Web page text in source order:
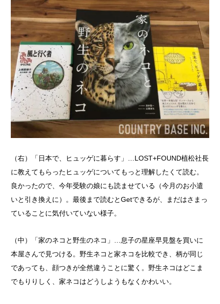
（右）「日本で、ヒュッゲに暮らす」…LOST+FOUND植松社長
に教えてもらったヒュッゲについてもっと理解したくて読む。
良かったので、今年受験の娘にも読ませている（今月のお小遣
いと引き換えに）。最後まで読むとGetできるが、まだはさまっ
ていることに気付いていない様子。
（中）「家のネコと野生のネコ」…息子の星座早見盤を買いに
本屋さんで見つける。野生ネコと家ネコを比較でき、柄が同じ
であっても、顔つきが全然違うことに驚く。野生ネコはどこま
でもりりしく、家ネコはどうしようもなくかわいい。